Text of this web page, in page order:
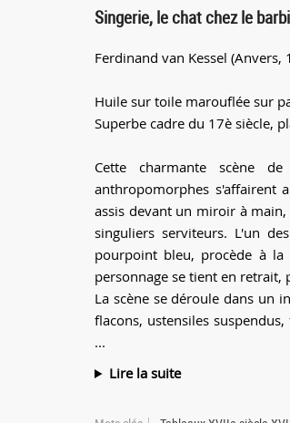
Singerie, le chat chez le
Ferdinand van Kessel
Huile sur toile marouflée sur
Superbe cadre du 17è siècle,
Cette charmante scène
anthropomorphes s'affairent
assis devant un miroir à
singuliers serviteurs. L'un
pourpoint bleu, procède à la
personnage se tient en
La scène se déroule dans un
flacons, ustensiles
...
Lire la suite